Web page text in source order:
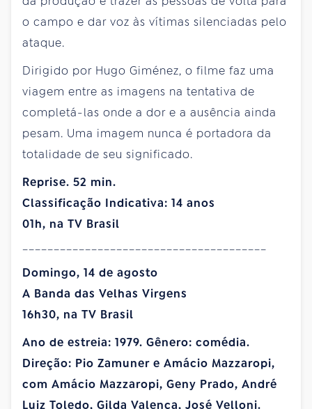
o campo e dar voz às vítimas silenciadas pelo
ataque.
Dirigido por Hugo Giménez, o filme faz uma
viagem entre as imagens na tentativa de
completá-las onde a dor e a ausência ainda
pesam. Uma imagem nunca é portadora da
totalidade de seu significado.
Reprise. 52 min.
Classificação Indicativa: 14 anos
01h, na TV Brasil
Domingo, 14 de agosto
A Banda das Velhas Virgens
16h30, na TV Brasil
Ano de estreia: 1979. Gênero: comédia.
Direção: Pio Zamuner e Amácio Mazzaropi,
com Amácio Mazzaropi, Geny Prado, André
Luiz Toledo, Gilda Valença, José Velloni.